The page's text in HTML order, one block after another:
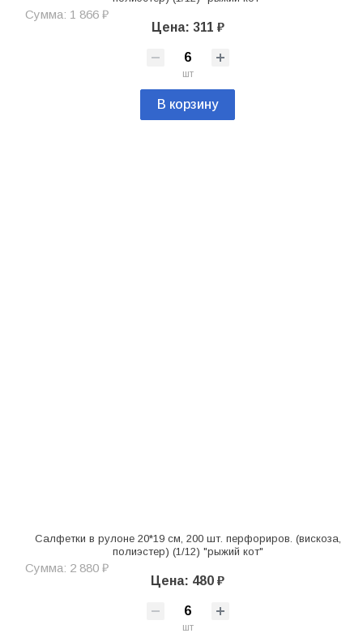
Сумма: 1 866 ₽
Цена: 311 ₽
шт
В корзину
Салфетки в рулоне 20*19 см, 200 шт. перфориров. (вискоза,
полиэстер) (1/12) "рыжий кот"
Сумма: 2 880 ₽
Цена: 480 ₽
шт